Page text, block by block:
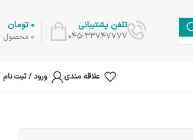
تلفن پشتیبانی
045-33747777
0 محصول
0 تومان
علاقه مندی ورود / ثبت نام